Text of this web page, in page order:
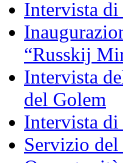
Intervista di
“Russkij
Intervista
del Golem
Intervista di
Servizio del